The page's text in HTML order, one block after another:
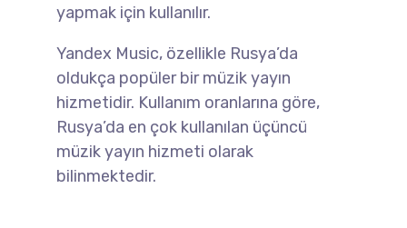
yapmak için kullanılır.
Yandex Music, özellikle Rusya’da
oldukça popüler bir müzik yayın
hizmetidir. Kullanım oranlarına göre,
Rusya’da en çok kullanılan üçüncü
müzik yayın hizmeti olarak
bilinmektedir.